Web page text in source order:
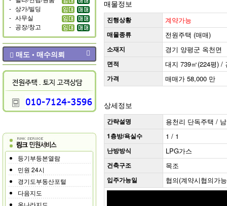
- 상가/빌딩
- 사무실
- 공장/창고
매도 • 매수의뢰
등기부등본열람
민원 24시
경기도부동산포털
다음지도
매물정보
진행상황 계약가능
매물종류 전원주택 (매매)
소재지 경기 양평군 옥천면
면적 대지 739㎡(224평) /
가격 매매가 58,000 만
상세정보
간략설명 용천리 단독주택 /
1층방/욕실수 1 / 1
난방방식 LPG가스
건축구조 목조
입주가능일 협의(계약시협의가